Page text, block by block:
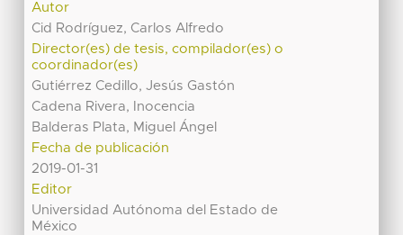
Autor
Cid Rodríguez, Carlos Alfredo
Director(es) de tesis, compilador(es) o
coordinador(es)
Gutiérrez Cedillo, Jesús Gastón
Cadena Rivera, Inocencia
Balderas Plata, Miguel Ángel
Fecha de publicación
2019-01-31
Editor
Universidad Autónoma del Estado de
México